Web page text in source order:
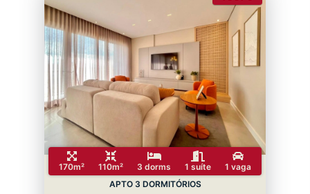
170m² 110m² 3 dorms 1 suíte
1 vaga
APTO 3 DORMITÓRIOS